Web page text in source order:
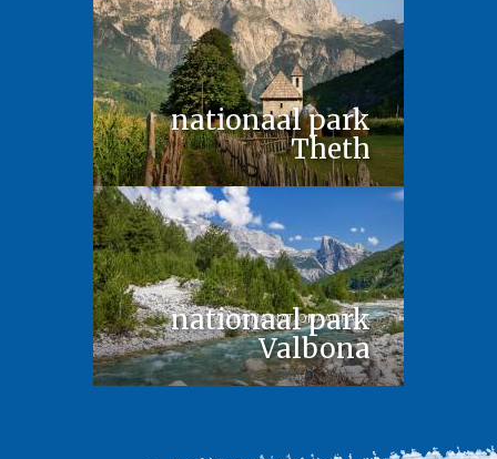
nationaal park
Theth
nationaal park
Valbona
VALBONA NATIONAAL PARK